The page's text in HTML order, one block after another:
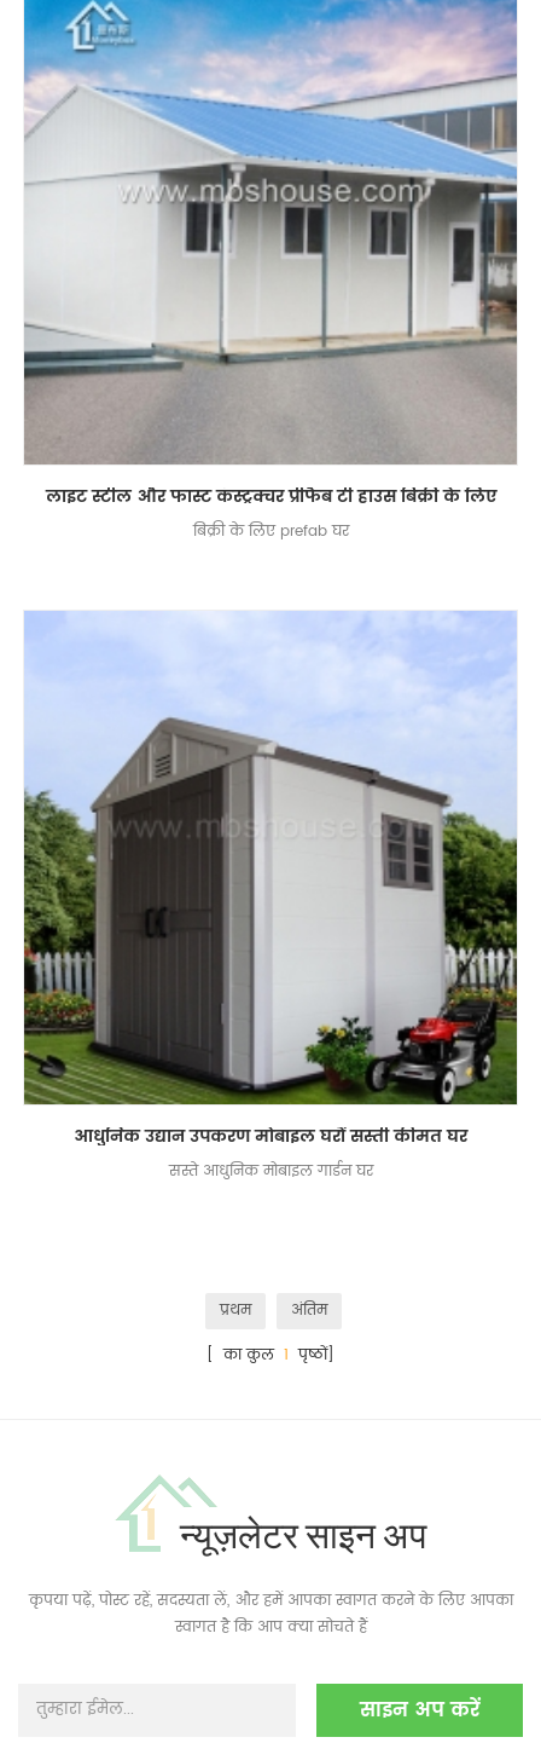
लाइट स्टील और फास्ट कंस्ट्रक्चर प्रीफैब टी हाउस बिक्री के लिए
बिक्री के लिए prefab घर
आधुनिक उद्यान उपकरण मोबाइल घरों सस्ती कीमत घर
सस्ते आधुनिक मोबाइल गार्डन घर
प्रथम
अंतिम
[ का कुल 1 पृष्ठों]
न्यूज़लेटर साइन अप
कृपया पढ़ें, पोस्ट रहें, सदस्यता लें, और हमें आपका स्वागत करने के लिए आपका
स्वागत है कि आप क्या सोचते हैं